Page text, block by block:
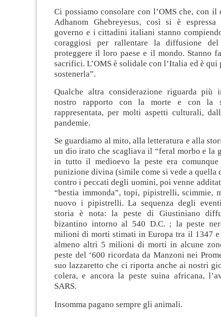
Ci possiamo consolare con l’OMS che, con il
Adhanom Ghebreyesus, così si è
governo e i cittadini italiani stanno
coraggiosi per rallentare la diffusione
proteggere il loro paese e il mondo. Stanno
sacrifici. L’OMS è solidale con l’Italia ed è qui
sostenerla”.
Qualche altra considerazione riguarda
nostro rapporto con la morte e con la
rappresentata, per molti aspetti culturali,
pandemie.
Se guardiamo al mito, alla letteratura e alla
un dio irato che scagliava il “feral morbo e la
in tutto il medioevo la peste era
punizione divina (simile come si vede a quella
contro i peccati degli uomini, poi venne
“bestia immonda”, topi, pipistrelli, scimmie,
nuovo i pipistrelli. La sequenza degli
storia è nota: la peste di Giustiniano
bizantino intorno al 540 D.C. ; la peste
milioni di morti stimati in Europa tra il 1347
almeno altri 5 milioni di morti in alcune
peste del ‘600 ricordata da Manzoni nei
suo lazzaretto che ci riporta anche ai nostri
colera, e ancora la peste suina africana,
SARS.
Insomma pagano sempre gli animali.